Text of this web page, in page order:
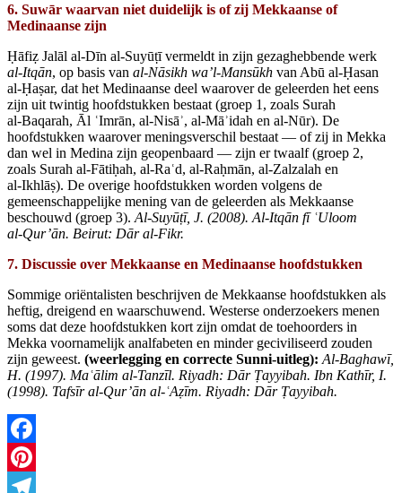
6. Suwār waarvan niet duidelijk is of zij Mekkaanse of
Medinaanse zijn
Ḥāfiẓ Jalāl al‑Dīn al‑Suyūṭī vermeldt in zijn gezaghebbende werk
al‑Itqān, op basis van al‑Nāsikh wa’l‑Mansūkh van Abū al‑Ḥasan
al‑Ḥaṣar, dat het Medinaanse deel waarover de geleerden het eens
zijn uit twintig hoofdstukken bestaat (groep 1, zoals Surah
al‑Baqarah, Āl ʿImrān, al‑Nisāʾ, al‑Māʾidah en al‑Nūr). De
hoofdstukken waarover meningsverschil bestaat — of zij in Mekka
dan wel in Medina zijn geopenbaard — zijn er twaalf (groep 2,
zoals Surah al‑Fātiḥah, al‑Raʿd, al‑Raḥmān, al‑Zalzalah en
al‑Ikhlāṣ). De overige hoofdstukken worden volgens de
gemeenschappelijke mening van de geleerden als Mekkaanse
beschouwd (groep 3). Al‑Suyūṭī, J. (2008). Al‑Itqān fī ʿUloom
al‑Qur’ān. Beirut: Dār al‑Fikr.
7. Discussie over Mekkaanse en Medinaanse hoofdstukken
Sommige oriëntalisten beschrijven de Mekkaanse hoofdstukken als
heftig, dreigend en waarschuwend. Westerse onderzoekers menen
soms dat deze hoofdstukken kort zijn omdat de toehoorders in
Mekka voornamelijk analfabeten en minder geciviliseerd zouden
zijn geweest. (weerlegging en correcte Sunni‑uitleg): Al‑Baghawī,
H. (1997). Maʿālim al‑Tanzīl. Riyadh: Dār Ṭayyibah. Ibn Kathīr, I.
(1998). Tafsīr al‑Qur’ān al‑ʿAẓīm. Riyadh: Dār Ṭayyibah.
Facebook
Pinterest